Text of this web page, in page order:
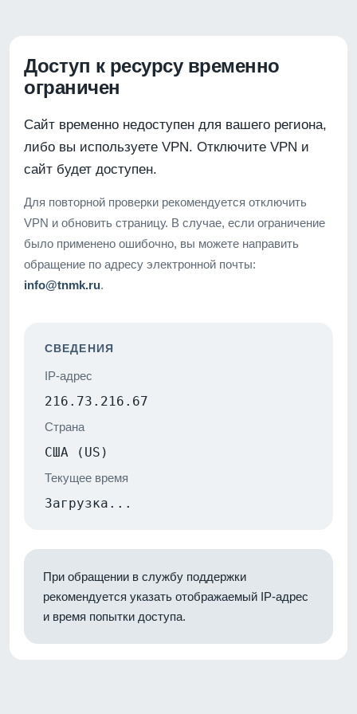
Доступ к ресурсу временно
ограничен
Сайт временно недоступен для вашего региона,
либо вы используете VPN. Отключите VPN и
сайт будет доступен.
Для повторной проверки рекомендуется отключить
VPN и обновить страницу. В случае, если ограничение
было применено ошибочно, вы можете направить
обращение по адресу электронной почты:
info@tnmk.ru.
СВЕДЕНИЯ
IP-адрес
216.73.216.67
Страна
США (US)
Текущее время
Загрузка...
При обращении в службу поддержки
рекомендуется указать отображаемый IP-адрес
и время попытки доступа.